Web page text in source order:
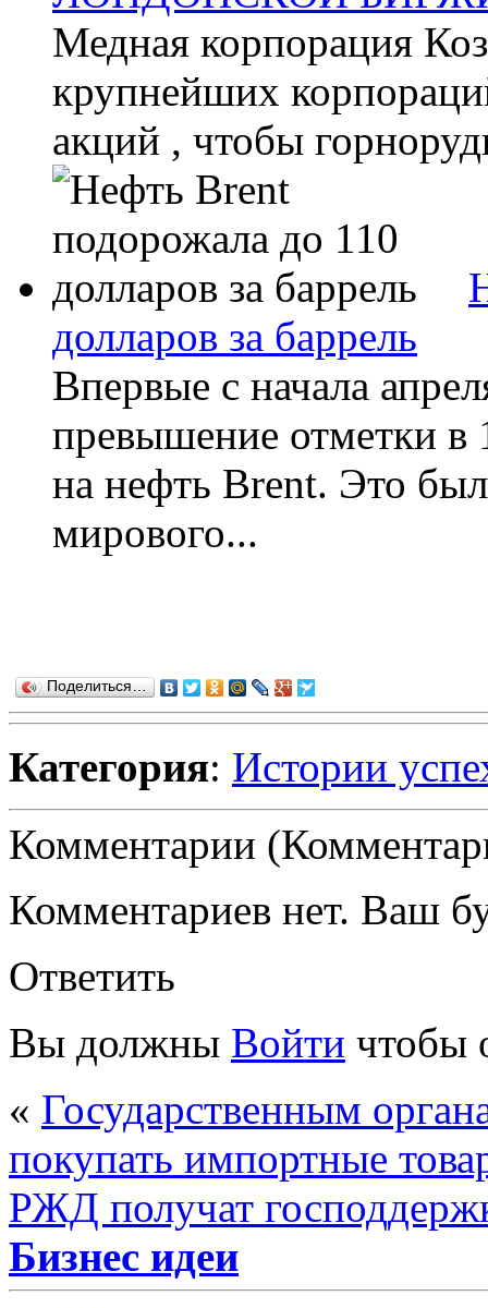
Медная корпорация
крупнейших
акций , чтобы
долларов за баррель
Впервые с начала
превышение отметки в
на нефть Brent. Это
мирового...
Поделиться…
Категория: Истории
Комментарии
Комментариев нет. Ваш
Ответить
Вы должны Войти чтобы
« Государственным
покупать импортные
РЖД получат
Бизнес идеи